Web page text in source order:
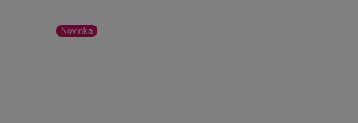
Novinka